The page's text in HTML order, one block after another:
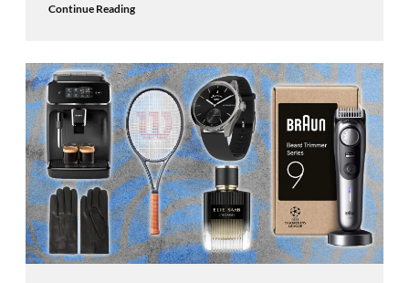
Continue Reading